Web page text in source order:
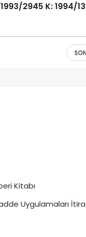
2945 K: 1994/
Kitabı
Uygulamaları